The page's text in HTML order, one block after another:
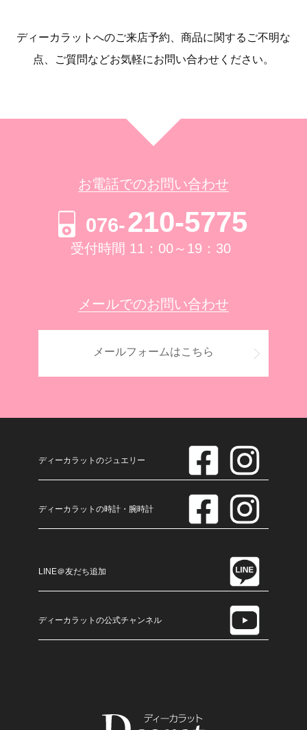
ディーカラットへのご来店予約、商品に関するご不明な
点、ご質問などお気軽にお問い合わせください。
お電話でのお問い合わせ
076-210-5775
受付時間 11：00～19：30
メールでのお問い合わせ
メールフォームはこちら
ディーカラットのジュエリー
ディーカラットの時計・腕時計
LINE＠友だち追加
ディーカラットの公式チャンネル